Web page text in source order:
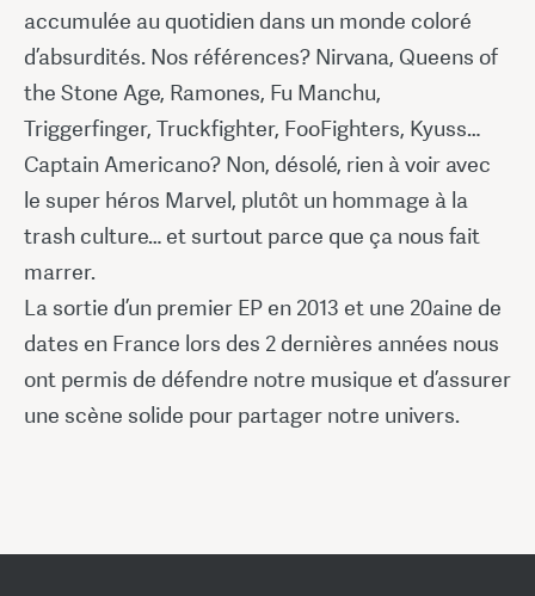
accumulée au quotidien dans un monde coloré
d’absurdités. Nos références? Nirvana, Queens of
the Stone Age, Ramones, Fu Manchu,
Triggerfinger, Truckfighter, FooFighters, Kyuss…
Captain Americano? Non, désolé, rien à voir avec
le super héros Marvel, plutôt un hommage à la
trash culture… et surtout parce que ça nous fait
marrer.
La sortie d’un premier EP en 2013 et une 20aine de
dates en France lors des 2 dernières années nous
ont permis de défendre notre musique et d’assurer
une scène solide pour partager notre univers.